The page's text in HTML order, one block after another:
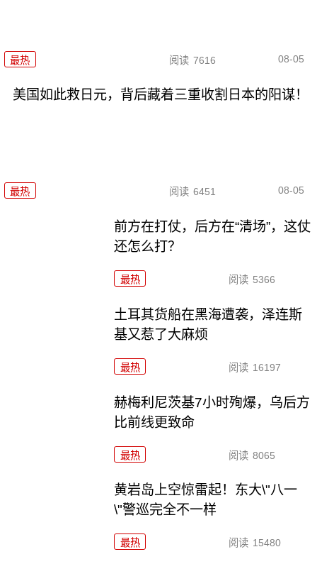
最热 阅读 7616 08-05
美国如此救日元，背后藏着三重收割日本的阳谋！
最热 阅读 6451 08-05
前方在打仗，后方在“清场”，这仗
还怎么打？
最热 阅读 5366
土耳其货船在黑海遭袭，泽连斯
基又惹了大麻烦
最热 阅读 16197
赫梅利尼茨基7小时殉爆，乌后方
比前线更致命
最热 阅读 8065
黄岩岛上空惊雷起！东大\"八一
\"警巡完全不一样
最热 阅读 15480